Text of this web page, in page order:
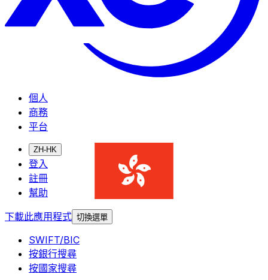
個人
商務
平台
ZH-HK
登入
註冊
幫助
下載此應用程式 切換選單
SWIFT/BIC
按銀行搜尋
按國家搜尋